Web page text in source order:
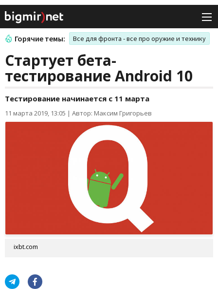
Горячие темы: Все для фронта - все про оружие и технику
Стартует бета-
тестирование Android 10
Тестирование начинается с 11 марта
11 марта 2019, 13:05 | Автор: Максим Григорьев
ixbt.com